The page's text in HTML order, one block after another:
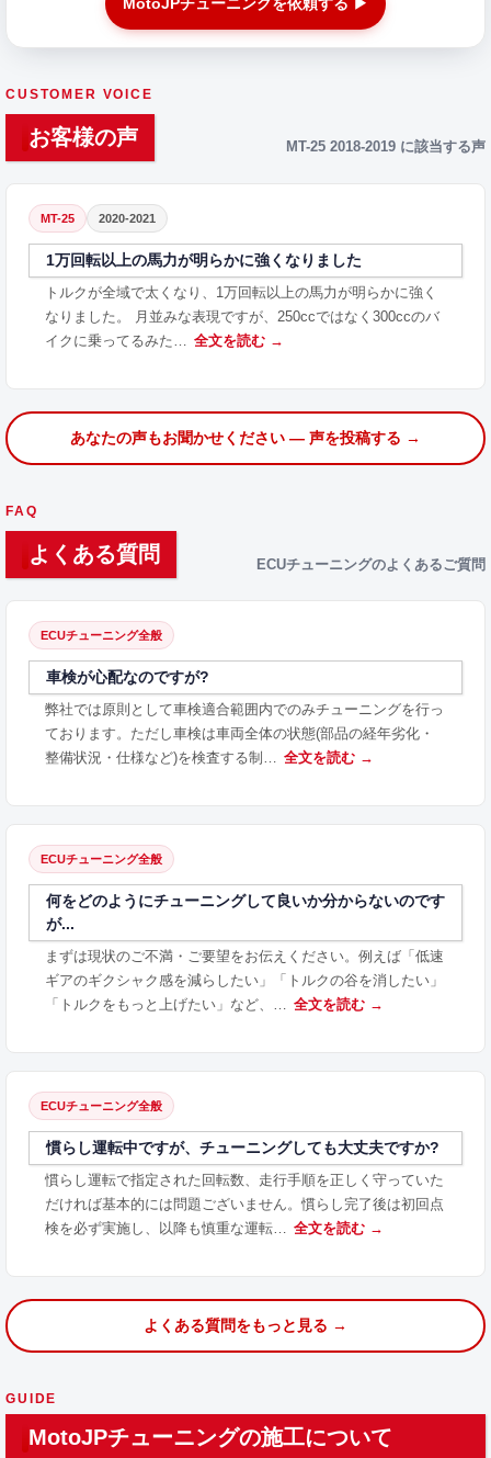
CUSTOMER VOICE
お客様の声 MT-25 2018-2019 に該当する声
MT-25 2020-2021
1万回転以上の馬力が明らかに強くなりました
トルクが全域で太くなり、1万回転以上の馬力が明らかに強く
なりました。 月並みな表現ですが、250ccではなく300ccのバ
イクに乗ってるみた…
全文を読む →
あなたの声もお聞かせください — 声を投稿する →
FAQ
よくある質問 ECUチューニングのよくあるご質問
ECUチューニング全般
車検が心配なのですが?
弊社では原則として車検適合範囲内でのみチューニングを行っ
ております。ただし車検は車両全体の状態(部品の経年劣化・
整備状況・仕様など)を検査する制… 全文を読む →
ECUチューニング全般
何をどのようにチューニングして良いか分からないのです
が...
まずは現状のご不満・ご要望をお伝えください。例えば「低速
ギアのギクシャク感を減らしたい」「トルクの谷を消したい」
「トルクをもっと上げたい」など、… 全文を読む →
ECUチューニング全般
慣らし運転中ですが、チューニングしても大丈夫ですか?
慣らし運転で指定された回転数、走行手順を正しく守っていた
だければ基本的には問題ございません。慣らし完了後は初回点
検を必ず実施し、以降も慎重な運転… 全文を読む →
よくある質問をもっと見る →
GUIDE
MotoJPチューニングの施工について